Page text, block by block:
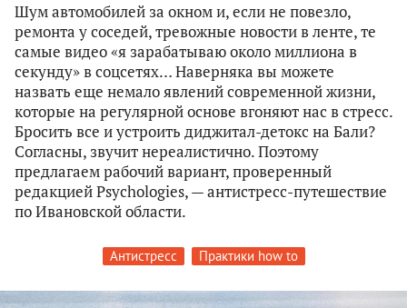
Шум автомобилей за окном и, если не повезло,
ремонта у соседей, тревожные новости в ленте, те
самые видео «я зарабатываю около миллиона в
секунду» в соцсетях… Наверняка вы можете
назвать еще немало явлений современной жизни,
которые на регулярной основе вгоняют нас в стресс.
Бросить все и устроить диджитал-детокс на Бали?
Согласны, звучит нереалистично. Поэтому
предлагаем рабочий вариант, проверенный
редакцией Psychologies, — антистресс-путешествие
по Ивановской области.
Антистресс Практики how to